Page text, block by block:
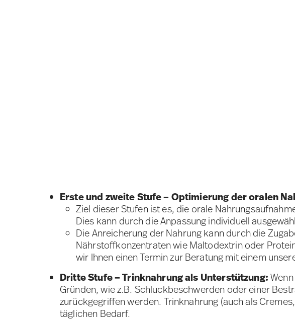
Erste und zweite Stufe – Optimierung der oralen
Ziel dieser Stufen ist es, die orale
Dies kann durch die Anpassung individuell
Die Anreicherung der Nahrung kann durch die
Nährstoffkonzentraten wie Maltodextrin oder
wir Ihnen einen Termin zur Beratung mit einem
Dritte Stufe – Trinknahrung als Unterstützung:
Gründen, wie z.B. Schluckbeschwerden oder einer
zurückgegriffen werden. Trinknahrung (auch als
täglichen Bedarf.